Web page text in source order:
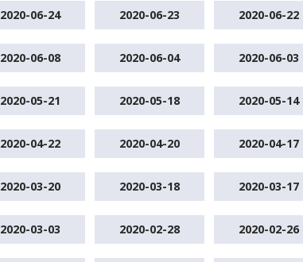
2020-06-24 2020-06-23 2020-06-22
2020-06-08 2020-06-04 2020-06-03
2020-05-21 2020-05-18 2020-05-14
2020-04-22 2020-04-20 2020-04-17
2020-03-20 2020-03-18 2020-03-17
2020-03-03 2020-02-28 2020-02-26